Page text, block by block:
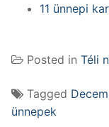
11 ünnepi
Posted in Téli
Tagged
ünnepek